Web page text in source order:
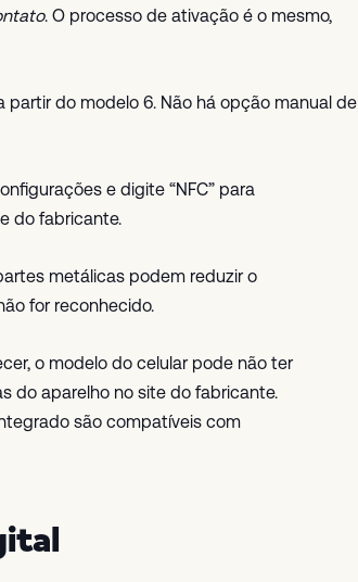
. O processo de ativação é o mesmo,
do modelo 6. Não há opção manual de
e digite “NFC” para
do fabricante.
metálicas podem reduzir o
for reconhecido.
o modelo do celular pode não ter
do aparelho no site do fabricante.
são compatíveis com